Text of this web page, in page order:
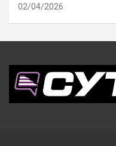
02/04/2026